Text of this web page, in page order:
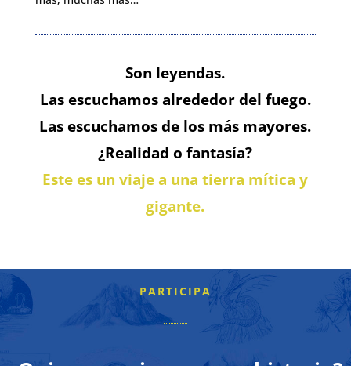
Son leyendas.
Las escuchamos alrededor del fuego.
Las escuchamos de los más mayores.
¿Realidad o fantasía?
Este es un viaje a una tierra mítica y
gigante.
PARTICIPA